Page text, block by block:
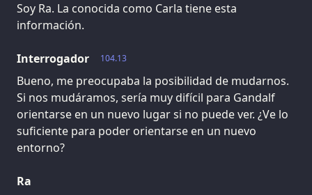
Soy Ra. La conocida como Carla tiene esta
información.
104.13
Interrogador
Bueno, me preocupaba la posibilidad de mudarnos.
Si nos mudáramos, sería muy difícil para Gandalf
orientarse en un nuevo lugar si no puede ver. ¿Ve lo
suficiente para poder orientarse en un nuevo
entorno?
Ra